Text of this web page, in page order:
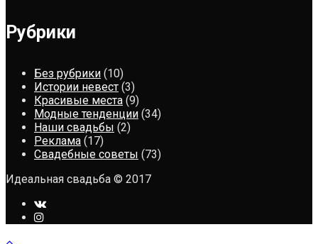
Рубрики
Без рубрики (10)
Истории невест (3)
Красивые места (9)
Модные тенденции (34)
Наши свадьбы (2)
Реклама (17)
Свадебные советы (73)
Идеальная свадьба © 2017